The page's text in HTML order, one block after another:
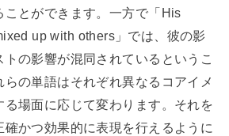
ことができます。一方で「His
up with others」では、彼の影
の影響が混同されているというこ
らの単語はそれぞれ異なるコアイメ
る場面に応じて変わります。それを
かつ効果的に表現を行えるように